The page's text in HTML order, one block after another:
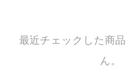
最近チェックした商
ん。